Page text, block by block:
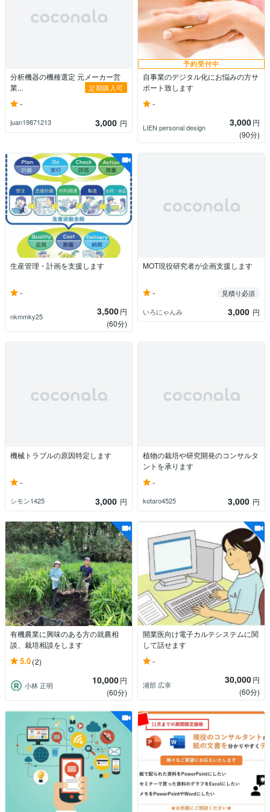
分析機器の機種選定 元メーカー営
業...
定期購入可
-
juan19871213 3,000 円
予約受付中
自事業のデジタル化にお悩みの方サ
ポート致します
-
LIEN personal design 3,000円
(90分)
生産管理・計画を支援します
-
nkmmky25 3,500円
(60分)
MOT現役研究者が企画支援します
-
見積り必須
いろにゃんみ
3,000 円
機械トラブルの原因特定します
-
シモン1425 3,000 円
植物の栽培や研究開発のコンサルタ
ントを承ります
-
kotaro4525 3,000 円
有機農業に興味のある方の就農相
談、栽培相談をします
5.0(2)
小林 正明 10,000円
(60分)
開業医向け電子カルテシステムに関
して話せます
-
浦部 広幸 30,000円
(60分)